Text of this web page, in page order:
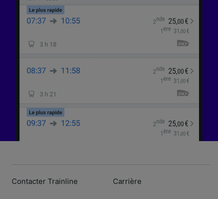
Contacter Trainline Carrière
l’identification. Stocker et/ou accéder à des
informations sur un appareil. Publicités et
performance des publicités et du contenu,
études d’audience et développement de
Liste de nos partenaires (fournisseurs)